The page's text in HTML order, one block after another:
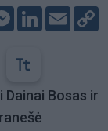
Messenger
LinkedIn
Email
Bosas ir